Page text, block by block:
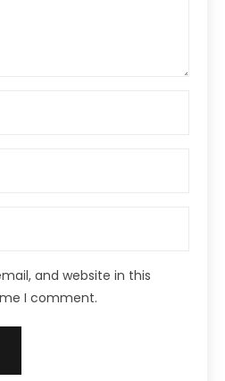
and website in this
I comment.